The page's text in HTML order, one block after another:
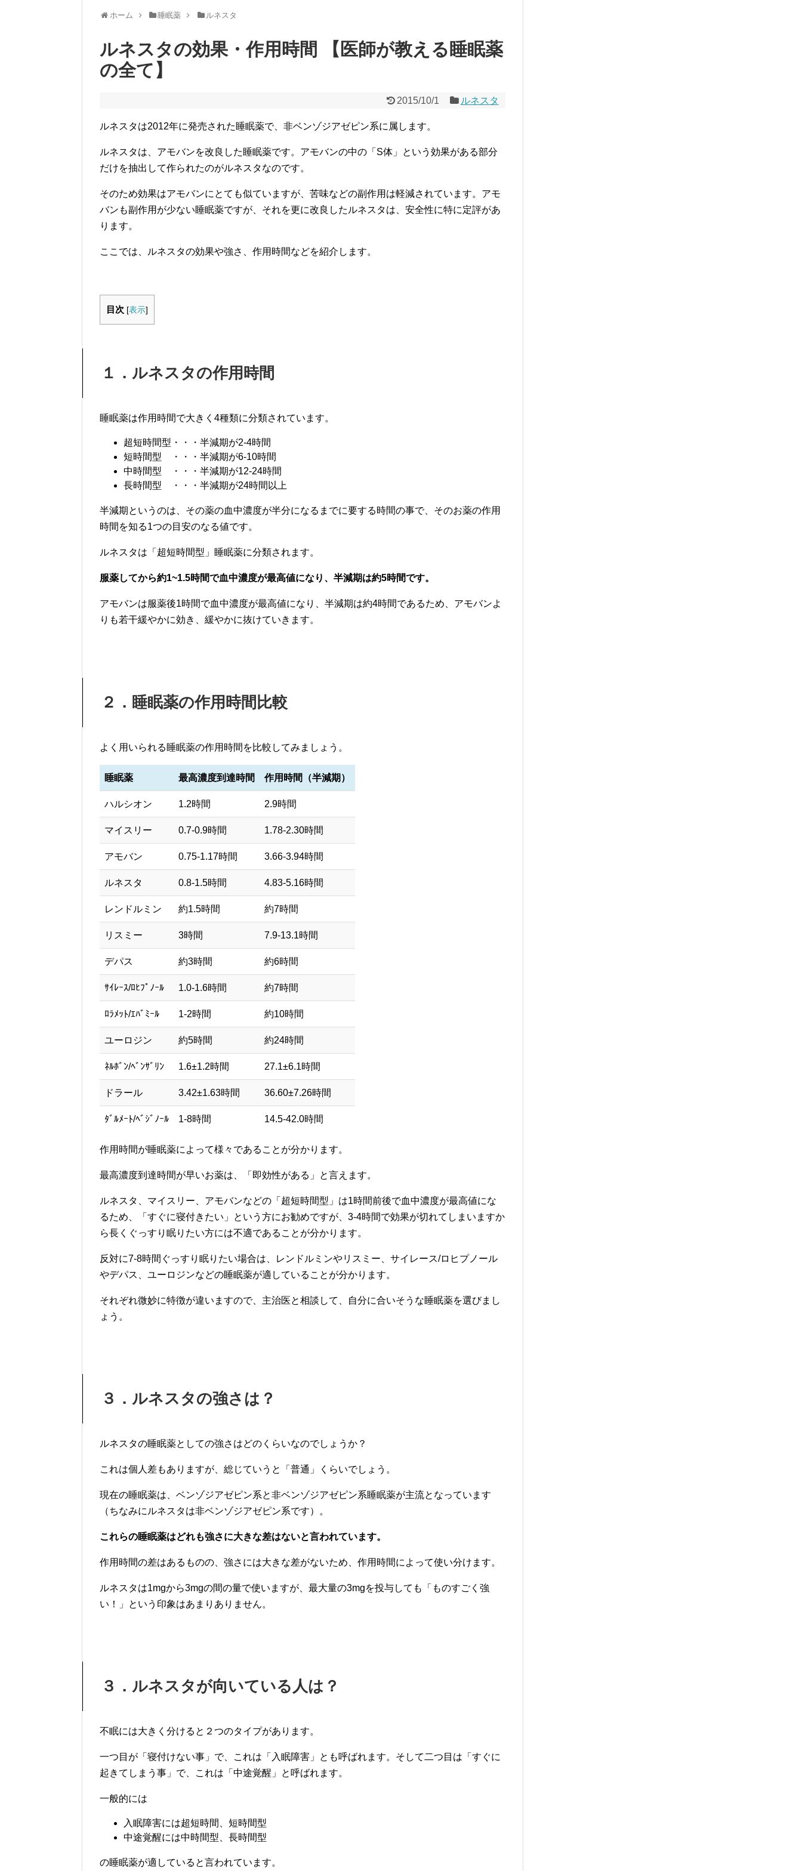
ホーム 睡眠薬 ルネスタ
ルネスタの効果・作用時間 【医師が教える睡眠薬
の全て】
2015/10/1 ルネスタ
ルネスタは2012年に発売された睡眠薬で、非ベンゾジアゼピン系に属します。
ルネスタは、アモバンを改良した睡眠薬です。アモバンの中の「S体」という効果がある部分
だけを抽出して作られたのがルネスタなのです。
そのため効果はアモバンにとても似ていますが、苦味などの副作用は軽減されています。アモ
バンも副作用が少ない睡眠薬ですが、それを更に改良したルネスタは、安全性に特に定評があ
ります。
ここでは、ルネスタの効果や強さ、作用時間などを紹介します。
目次 [表示]
１．ルネスタの作用時間
睡眠薬は作用時間で大きく4種類に分類されています。
超短時間型・・・半減期が2-4時間
短時間型 ・・・半減期が6-10時間
中時間型 ・・・半減期が12-24時間
長時間型 ・・・半減期が24時間以上
半減期というのは、その薬の血中濃度が半分になるまでに要する時間の事で、そのお薬の作用
時間を知る1つの目安のなる値です。
ルネスタは「超短時間型」睡眠薬に分類されます。
服薬してから約1~1.5時間で血中濃度が最高値になり、半減期は約5時間です。
アモバンは服薬後1時間で血中濃度が最高値になり、半減期は約4時間であるため、アモバンよ
りも若干緩やかに効き、緩やかに抜けていきます。
２．睡眠薬の作用時間比較
よく用いられる睡眠薬の作用時間を比較してみましょう。
睡眠薬 最高濃度到達時間 作用時間（半減期）
ハルシオン 1.2時間 2.9時間
マイスリー 0.7-0.9時間 1.78-2.30時間
アモバン 0.75-1.17時間 3.66-3.94時間
ルネスタ 0.8-1.5時間 4.83-5.16時間
レンドルミン 約1.5時間 約7時間
リスミー 3時間 7.9-13.1時間
デパス 約3時間 約6時間
ｻｲﾚｰｽ/ﾛﾋﾌﾟﾉｰﾙ 1.0-1.6時間 約7時間
ﾛﾗﾒｯﾄ/ｴﾊﾞﾐｰﾙ 1-2時間 約10時間
ユーロジン 約5時間 約24時間
ﾈﾙﾎﾞﾝ/ﾍﾞﾝｻﾞﾘﾝ 1.6±1.2時間 27.1±6.1時間
ドラール 3.42±1.63時間 36.60±7.26時間
ﾀﾞﾙﾒｰﾄ/ﾍﾞｼﾞﾉｰﾙ 1-8時間 14.5-42.0時間
作用時間が睡眠薬によって様々であることが分かります。
最高濃度到達時間が早いお薬は、「即効性がある」と言えます。
ルネスタ、マイスリー、アモバンなどの「超短時間型」は1時間前後で血中濃度が最高値にな
るため、「すぐに寝付きたい」という方にお勧めですが、3-4時間で効果が切れてしまいますか
ら長くぐっすり眠りたい方には不適であることが分かります。
反対に7-8時間ぐっすり眠りたい場合は、レンドルミンやリスミー、サイレース/ロヒプノール
やデパス、ユーロジンなどの睡眠薬が適していることが分かります。
それぞれ微妙に特徴が違いますので、主治医と相談して、自分に合いそうな睡眠薬を選びまし
ょう。
３．ルネスタの強さは？
ルネスタの睡眠薬としての強さはどのくらいなのでしょうか？
これは個人差もありますが、総じていうと「普通」くらいでしょう。
現在の睡眠薬は、ベンゾジアゼピン系と非ベンゾジアゼピン系睡眠薬が主流となっています
（ちなみにルネスタは非ベンゾジアゼピン系です）。
これらの睡眠薬はどれも強さに大きな差はないと言われています。
作用時間の差はあるものの、強さには大きな差がないため、作用時間によって使い分けます。
ルネスタは1mgから3mgの間の量で使いますが、最大量の3mgを投与しても「ものすごく強
い！」という印象はあまりありません。
３．ルネスタが向いている人は？
不眠には大きく分けると２つのタイプがあります。
一つ目が「寝付けない事」で、これは「入眠障害」とも呼ばれます。そして二つ目は「すぐに
起きてしまう事」で、これは「中途覚醒」と呼ばれます。
一般的には
入眠障害には超短時間、短時間型
中途覚醒には中時間型、長時間型
の睡眠薬が適していると言われています。